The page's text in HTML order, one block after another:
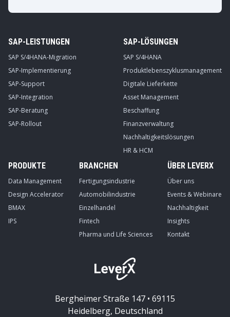
SAP-LEISTUNGEN
SAP S/4HANA-Migration
SAP-Implementierung
SAP-Support
SAP-Integration
SAP-Beratung
SAP-Rollout
SAP-LÖSUNGEN
SAP S/4HANA
Produktlebenszyklusmanagement
Digitale Lieferkette
Asset Management
Beschaffung
Finanzverwaltung
Nachhaltigkeitslösungen
HR & HCM
PRODUKTE
Data Management
Design Accelerator
BMAX
IPS
BRANCHEN
Fertigungsindustrie
Automobilindustrie
Einzelhandel
Fintech
Pharma und Life Sciences
ÜBER LEVERX
Über uns
Events & Webinare
Nachhaltigkeit
Insights
Kontakt
Bergheimer Straße 147 • 69115
Heidelberg, Deutschland